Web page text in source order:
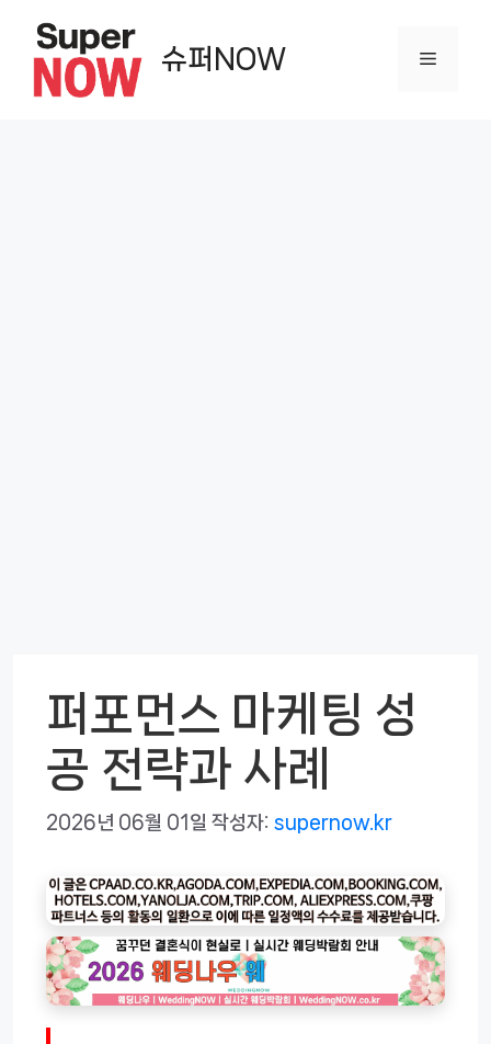
슈퍼NOW 메
퍼포먼스 마케팅 성
공 전략과 사례
2026년 06월 01일 작성자: supernow.kr